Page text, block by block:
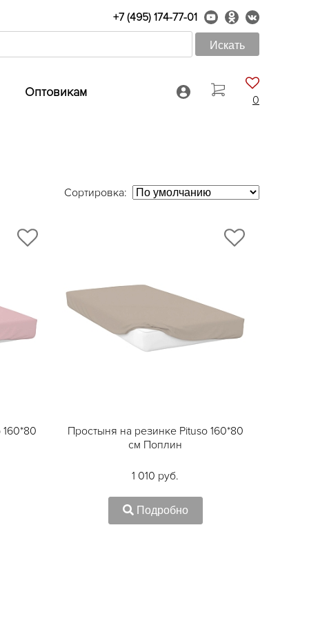
+7 (495) 174-77-01
Оптовикам
0
Сортировка:
Простыня на резинке Pituso 160*80
см Поплин
1 010 руб.
Подробно